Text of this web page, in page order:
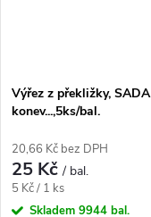
Výřez z překližky, SADA
konev...,5ks/bal.
20,66 Kč bez DPH
25 Kč/ bal.
Měrná
cena:
5 Kč / 1 ks
Skladem 9944 bal.